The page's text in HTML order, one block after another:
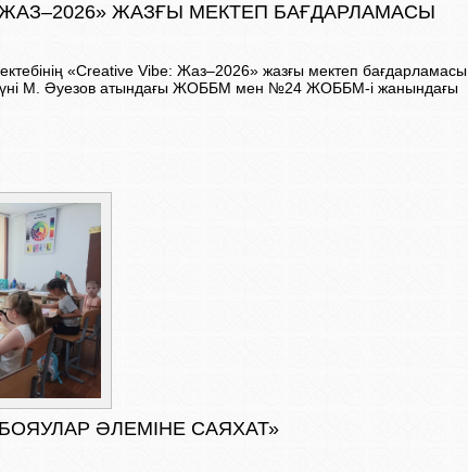
ЖАЗ–2026» ЖАЗҒЫ МЕКТЕП БАҒДАРЛАМАСЫ
«Creative Vibe: Жаз–2026» жазғы мектеп бағдарламасы
М. Әуезов атындағы ЖОББМ мен №24 ЖОББМ-і жанындағы
БОЯУЛАР ӘЛЕМІНЕ САЯХАТ»